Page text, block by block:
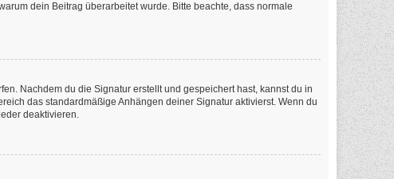
dein Beitrag überarbeitet wurde. Bitte beachte, dass normale
Nachdem du die Signatur erstellt und gespeichert hast, kannst du in
das standardmäßige Anhängen deiner Signatur aktivierst. Wenn du
deaktivieren.